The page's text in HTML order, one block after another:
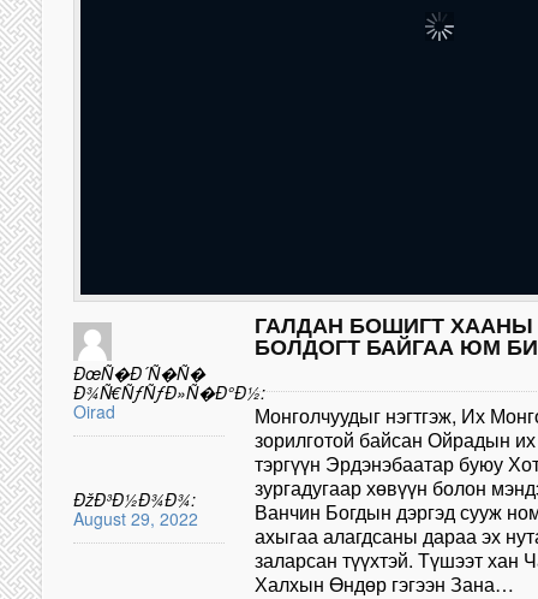
ÐœÑ�Ð´Ñ�Ñ�
Ð¾Ñ€ÑƒÑƒÐ»Ñ�Ð°Ð½:
Oirad
ÐžÐ³Ð½Ð¾Ð¾:
August 29, 2022
ГАЛДАН БОШИГТ ХААНЫ
БОЛДОГТ БАЙГАА ЮМ
Монголчуудыг нэгтгэж, Их
зорилготой байсан Ойрадын
тэргүүн Эрдэнэбаатар буюу
зургадугаар хөвүүн болон
Ванчин Богдын дэргэд сууж
ахыгаа алагдсаны дараа эх
заларсан түүхтэй. Түшээт хан
Халхын Өндөр гэгээн Зана…